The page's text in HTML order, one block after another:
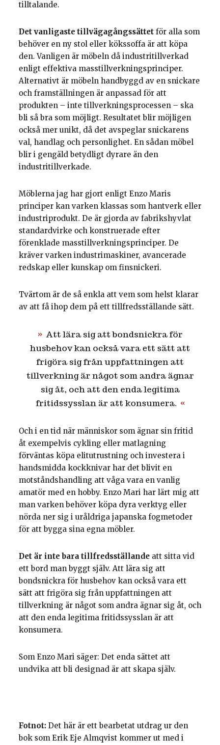
tilltalande.
Det vanligaste tillvägagångssättet för alla som
behöver en ny stol eller kökssoffa är att köpa
den. Vanligen är möbeln då industritillverkad
enligt effektiva masstillverkningsprinciper.
Alternativt är möbeln handbyggd av en snickare
och framställningen är anpassad för att
produkten – inte tillverkningsprocessen – ska
bli så bra som möjligt. Resultatet blir möjligen
också mer unikt, då det avspeglar snickarens
val, handlag och personlighet. En sådan möbel
blir i gengäld betydligt dyrare än den
industritillverkade.
Möblerna jag har gjort enligt Enzo Maris
principer kan varken klassas som hantverk eller
industriprodukt. De är gjorda av fabrikshyvlat
standardvirke och konstruerade efter
förenklade masstillverkningsprinciper. De
kräver varken industrimaskiner, avancerade
redskap eller kunskap om finsnickeri.
Tvärtom är de så enkla att vem som helst klarar
av att få ihop dem på ett tillfredsställande sätt.
Att lära sig att bondsnickra för
husbehov kan också vara ett sätt att
frigöra sig från uppfattningen att
tillverkning är något som andra ägnar
sig åt, och att den enda legitima
fritidssysslan är att konsumera.
Och i en tid när människor som ägnar sin fritid
åt exempelvis cykling eller matlagning
förväntas köpa elitutrustning och investera i
handsmidda kockknivar har det blivit en
motståndshandling att våga vara en vanlig
amatör med en hobby. Enzo Mari har lärt mig att
man varken behöver köpa dyra verktyg eller
nörda ner sig i uråldriga japanska fogmetoder
för att bygga sina egna möbler.
Det är inte bara tillfredsställande att sitta vid
ett bord man byggt själv. Att lära sig att
bondsnickra för husbehov kan också vara ett
sätt att frigöra sig från uppfattningen att
tillverkning är något som andra ägnar sig åt, och
att den enda legitima fritidssysslan är att
konsumera.
Som Enzo Mari säger: Det enda sättet att
undvika att bli designad är att skapa själv.
Fotnot: Det här är ett bearbetat utdrag ur den
bok som Erik Eje Almqvist kommer ut med i